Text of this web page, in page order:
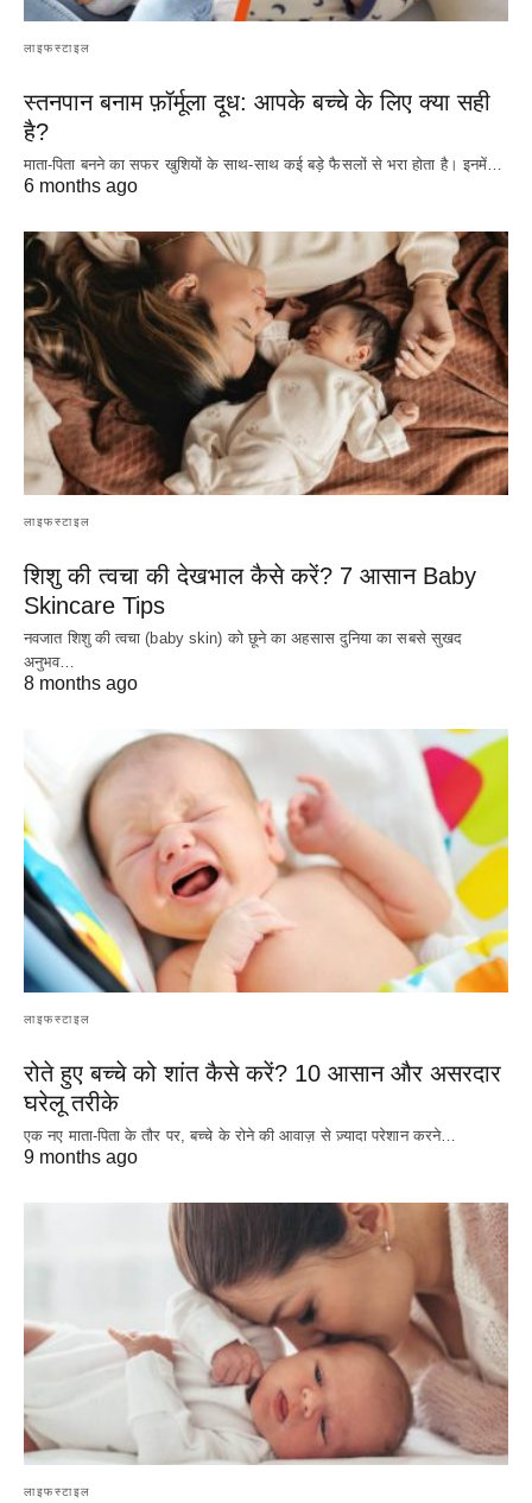
लाइफस्टाइल
स्तनपान बनाम फ़ॉर्मूला दूध: आपके बच्चे के लिए क्या सही
है?
माता-पिता बनने का सफर खुशियों के साथ-साथ कई बड़े फैसलों से भरा होता है। इनमें…
6 months ago
लाइफस्टाइल
शिशु की त्वचा की देखभाल कैसे करें? 7 आसान Baby
Skincare Tips
नवजात शिशु की त्वचा (baby skin) को छूने का अहसास दुनिया का सबसे सुखद
अनुभव…
8 months ago
लाइफस्टाइल
रोते हुए बच्चे को शांत कैसे करें? 10 आसान और असरदार
घरेलू तरीके
एक नए माता-पिता के तौर पर, बच्चे के रोने की आवाज़ से ज़्यादा परेशान करने…
9 months ago
लाइफस्टाइल